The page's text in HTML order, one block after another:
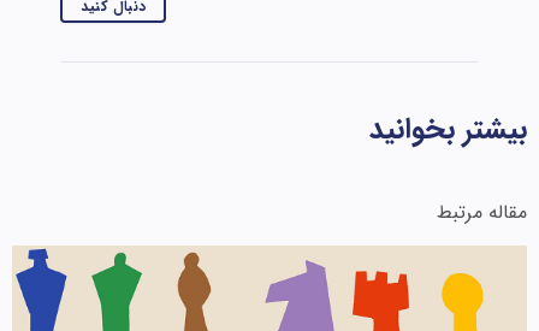
دنبال کنید
بیشتر بخوانید
مقاله مرتبط